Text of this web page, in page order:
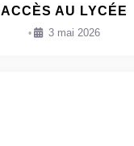
ACCÈS AU LYCÉE
• 3 mai 2026